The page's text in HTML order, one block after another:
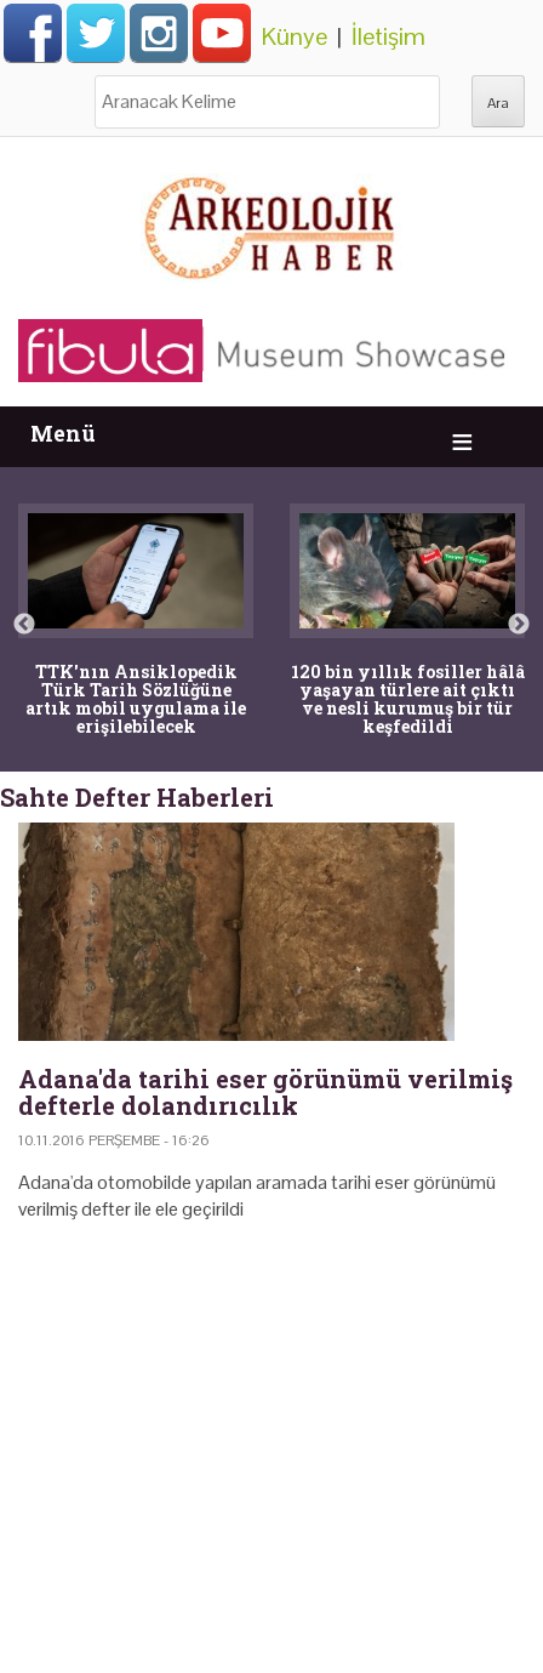
Künye | İletişim
Menü
TTK'nın Ansiklopedik
Türk Tarih Sözlüğüne
artık mobil uygulama ile
erişilebilecek
120 bin yıllık fosiller hâlâ
yaşayan türlere ait çıktı
ve nesli kurumuş bir tür
keşfedildi
Sahte Defter Haberleri
Adana'da tarihi eser görünümü verilmiş
defterle dolandırıcılık
10.11.2016 PERŞEMBE - 16:26
Adana'da otomobilde yapılan aramada tarihi eser görünümü
verilmiş defter ile ele geçirildi